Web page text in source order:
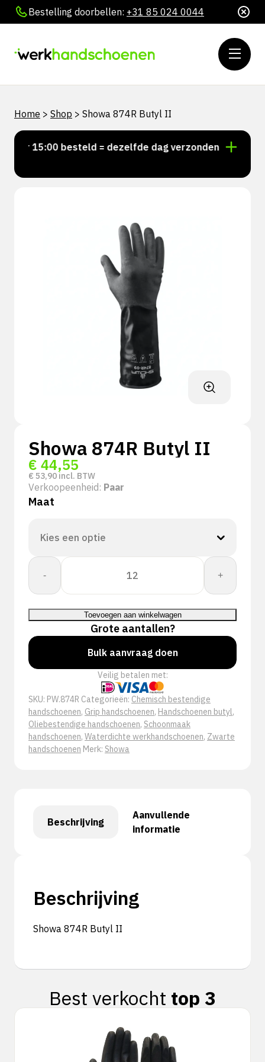
Bestelling doorbellen: +31 85 024 0044
Home > Shop > Showa 874R Butyl II
15:00 besteld = dezelfde dag verzonden
Showa 874R Butyl II
€ 44,55
€ 53,90 incl. BTW
Verkoopeenheid: Paar
Maat
-
Showa
874R
Butyl
II
aantal
+
Toevoegen aan winkelwagen
Grote aantallen?
Bulk aanvraag doen
Veilig betalen met:
SKU: PW.874R Categorieën: Chemisch bestendige
handschoenen, Grip handschoenen, Handschoenen butyl,
Oliebestendige handschoenen, Schoonmaak
handschoenen, Waterdichte werkhandschoenen, Zwarte
handschoenen Merk: Showa
Beschrijving
Aanvullende
informatie
Beschrijving
Showa 874R Butyl II
Best verkocht top 3